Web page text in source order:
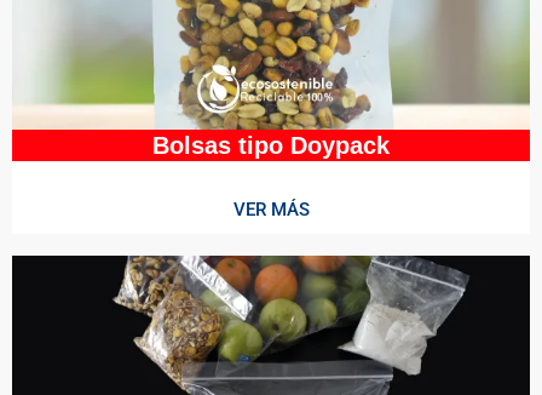
Bolsas tipo Doypack
VER MÁS